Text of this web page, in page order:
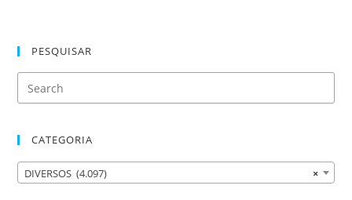
PESQUISAR
CATEGORIA
×
DIVERSOS (4.097)